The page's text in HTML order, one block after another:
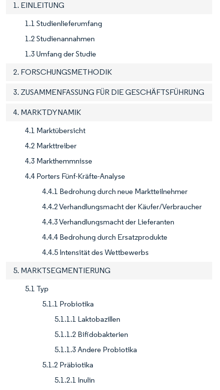
1. EINLEITUNG
1.1 Studienlieferumfang
1.2 Studienannahmen
1.3 Umfang der Studie
2. FORSCHUNGSMETHODIK
3. ZUSAMMENFASSUNG FÜR DIE GESCHÄFTSFÜHRUNG
4. MARKTDYNAMIK
4.1 Marktübersicht
4.2 Markttreiber
4.3 Markthemmnisse
4.4 Porters Fünf-Kräfte-Analyse
4.4.1 Bedrohung durch neue Marktteilnehmer
4.4.2 Verhandlungsmacht der Käufer/Verbraucher
4.4.3 Verhandlungsmacht der Lieferanten
4.4.4 Bedrohung durch Ersatzprodukte
4.4.5 Intensität des Wettbewerbs
5. MARKTSEGMENTIERUNG
5.1 Typ
5.1.1 Probiotika
5.1.1.1 Laktobazillen
5.1.1.2 Bifidobakterien
5.1.1.3 Andere Probiotika
5.1.2 Präbiotika
5.1.2.1 Inulin